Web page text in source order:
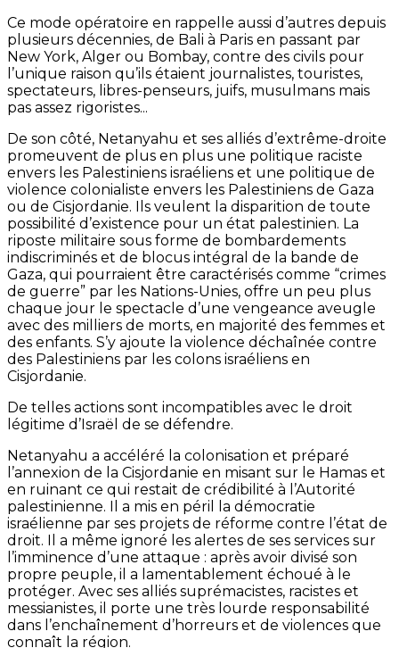
Ce mode opératoire en rappelle aussi d’autres depuis
plusieurs décennies, de Bali à Paris en passant par
New York, Alger ou Bombay, contre des civils pour
l’unique raison qu’ils étaient journalistes, touristes,
spectateurs, libres-penseurs, juifs, musulmans mais
pas assez rigoristes...
De son côté, Netanyahu et ses alliés d’extrême-droite
promeuvent de plus en plus une politique raciste
envers les Palestiniens israéliens et une politique de
violence colonialiste envers les Palestiniens de Gaza
ou de Cisjordanie. Ils veulent la disparition de toute
possibilité d’existence pour un état palestinien. La
riposte militaire sous forme de bombardements
indiscriminés et de blocus intégral de la bande de
Gaza, qui pourraient être caractérisés comme “crimes
de guerre” par les Nations-Unies, offre un peu plus
chaque jour le spectacle d’une vengeance aveugle
avec des milliers de morts, en majorité des femmes et
des enfants. S’y ajoute la violence déchaînée contre
des Palestiniens par les colons israéliens en
Cisjordanie.
De telles actions sont incompatibles avec le droit
légitime d’Israël de se défendre.
Netanyahu a accéléré la colonisation et préparé
l’annexion de la Cisjordanie en misant sur le Hamas et
en ruinant ce qui restait de crédibilité à l’Autorité
palestinienne. Il a mis en péril la démocratie
israélienne par ses projets de réforme contre l’état de
droit. Il a même ignoré les alertes de ses services sur
l’imminence d’une attaque : après avoir divisé son
propre peuple, il a lamentablement échoué à le
protéger. Avec ses alliés suprémacistes, racistes et
messianistes, il porte une très lourde responsabilité
dans l’enchaînement d’horreurs et de violences que
connaît la région.